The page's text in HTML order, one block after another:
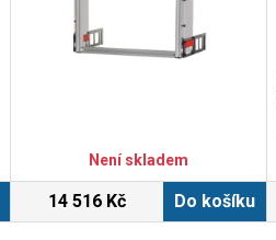
Není skladem
14 516 Kč Do košíku